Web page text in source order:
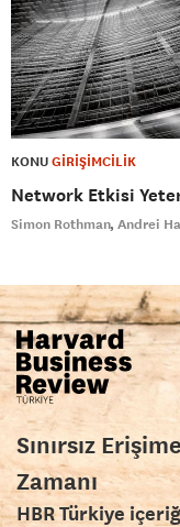
KONUGİRİŞİMCİLİK
Network Etkisi
Simon Rothman Andrei
Sınırsız
Zamanı
HBR Türkiye